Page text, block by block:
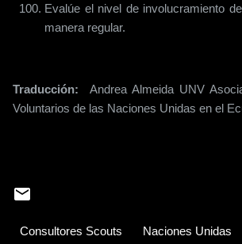
Evalúe el nivel de involucramiento
manera regular.
Traducción: Andrea Almeida UNV
Voluntarios de las Naciones Unidas en el
Consultores Scouts Naciones Unidas